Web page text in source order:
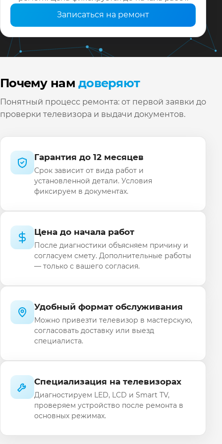
Записаться на ремонт
Почему намдоверяют
Понятный процесс ремонта: от первой заявки до
проверки телевизора и выдачи документов.
Гарантия до 12 месяцев
Срок зависит от вида работ и
установленной детали. Условия
фиксируем в документах.
Цена до начала работ
После диагностики объясняем причину и
согласуем смету. Дополнительные работы
— только с вашего согласия.
Удобный формат обслуживания
Можно привезти телевизор в мастерскую,
согласовать доставку или выезд
специалиста.
Специализация на телевизорах
Диагностируем LED, LCD и Smart TV,
проверяем устройство после ремонта в
основных режимах.